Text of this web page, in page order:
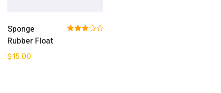
Add To Cart
Sponge
Rubber Float
$15.00